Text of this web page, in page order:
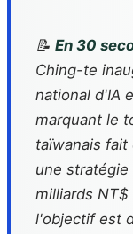
📝 En 30
Ching-te
national d'IA
marquant le
taïwanais
une stratégie
milliards NT$
l'objectif est